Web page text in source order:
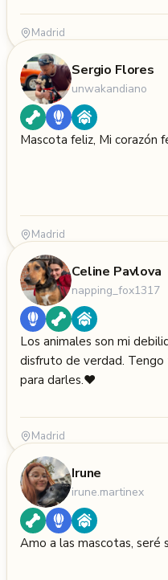
Madrid
Sergio Flores
unwakandiano
Mascota feliz, Mi corazón
Madrid
Celine Pavlova
napping_fox1317
Los animales son mi
disfruto de verdad. Tengo
para darles.❤️
Madrid
Irune
irune.martinex
Amo a las mascotas, seré